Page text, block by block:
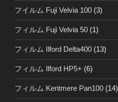
フイルム Fuji Velvia 100 (3)
フィルム Fuji Velvia 50 (1)
フィルム Ilford Delta400 (13)
フィルム Ilford HP5+ (6)
フィルム Kentmere Pan100 (14)